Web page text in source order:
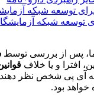
توسعه شبکه
پس از بررسی توسط
افترا و یا خلاف
آی پی شخص نظر
بود.